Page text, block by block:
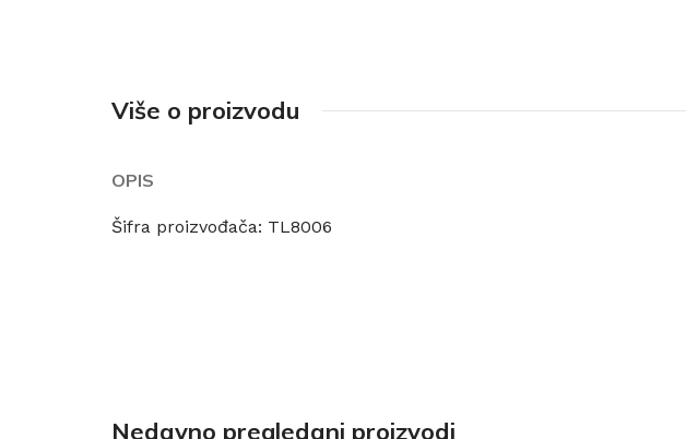
Više o proizvodu
OPIS
Šifra proizvođača: TL8006
Nedavno pregledani proizvodi